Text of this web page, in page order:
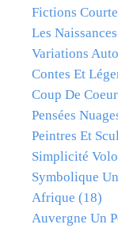
Fictions
Les
Variations
Contes Et
Coup De
Pensées
Peintres Et
Simplicité
Symbolique
Afrique (18)
Auvergne Un